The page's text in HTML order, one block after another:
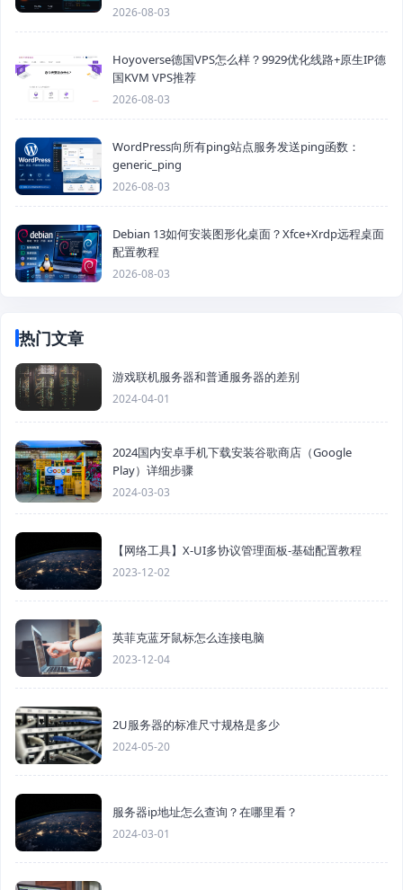
2026-08-03
Hoyoverse德国VPS怎么样？9929优化线路+原生IP德
国KVM VPS推荐
2026-08-03
WordPress向所有ping站点服务发送ping函数：
generic_ping
2026-08-03
Debian 13如何安装图形化桌面？Xfce+Xrdp远程桌面
配置教程
2026-08-03
热门文章
游戏联机服务器和普通服务器的差别
2024-04-01
2024国内安卓手机下载安装谷歌商店（Google
Play）详细步骤
2024-03-03
【网络工具】X-UI多协议管理面板-基础配置教程
2023-12-02
英菲克蓝牙鼠标怎么连接电脑
2023-12-04
2U服务器的标准尺寸规格是多少
2024-05-20
服务器ip地址怎么查询？在哪里看？
2024-03-01